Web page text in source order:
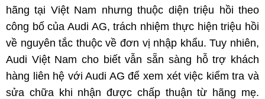
hãng tại Việt Nam nhưng thuộc diện triệu hồi theo
công bố của Audi AG, trách nhiệm thực hiện triệu hồi
về nguyên tắc thuộc về đơn vị nhập khẩu. Tuy nhiên,
Audi Việt Nam cho biết vẫn sẵn sàng hỗ trợ khách
hàng liên hệ với Audi AG để xem xét việc kiểm tra và
sửa chữa khi nhận được chấp thuận từ hãng mẹ.